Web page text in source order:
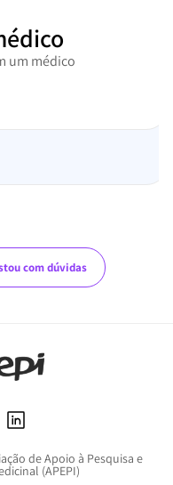
médico
com dúvidas
de Apoio à Pesquisa e
(APEPI)